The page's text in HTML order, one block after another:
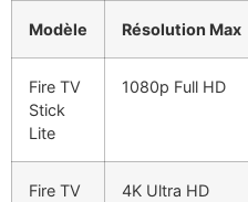
Modèle Résolution Max
Fire TV
Stick
Lite
1080p Full HD
Fire TV
4K Ultra HD